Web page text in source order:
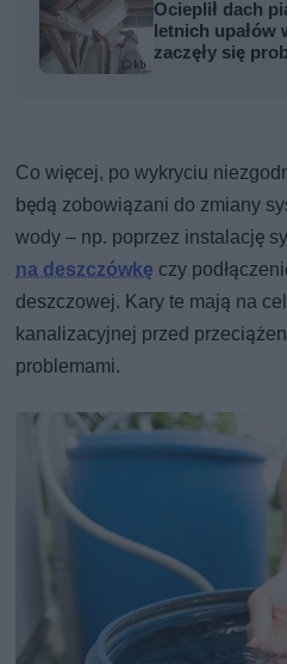
Ocieplił dach
letnich upałów
zaczęły się
Co więcej, po wykryciu
będą zobowiązani do zmiany
wody – np. poprzez instalację
na deszczówkę czy
deszczowej. Kary te mają na
kanalizacyjnej przed
problemami.